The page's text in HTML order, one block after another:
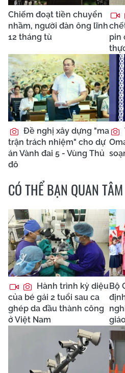
Chiếm đoạt tiền chuyển
nhầm, người đàn ông lĩnh
12 tháng tù
pin
Đề nghị xây dựng "ma
trận trách nhiệm" cho dự
án Vành đai 5 - Vùng Thủ
đô
CÓ THỂ BẠN QUAN TÂM
Hành trình kỳ diệu
của bé gái 2 tuổi sau ca
ghép da đầu thành công
ở Việt Nam
Bộ
giáo